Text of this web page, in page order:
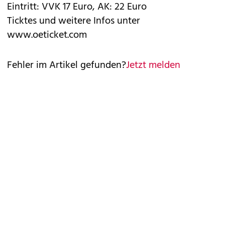
Eintritt: VVK 17 Euro, AK: 22 Euro
Ticktes und weitere Infos unter
www.oeticket.com
Fehler im Artikel gefunden?Jetzt melden